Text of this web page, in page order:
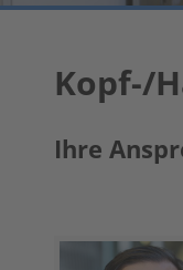
Kopf-/
Ihre